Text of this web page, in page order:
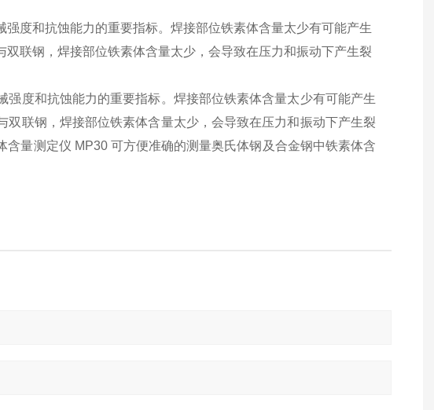
度和抗蚀能力的重要指标。焊接部位铁素体含量太少有可能产生
联钢，焊接部位铁素体含量太少，会导致在压力和振动下产生裂
度和抗蚀能力的重要指标。焊接部位铁素体含量太少有可能产生
联钢，焊接部位铁素体含量太少，会导致在压力和振动下产生裂
含量测定仪 MP30 可方便准确的测量奥氏体钢及合金钢中铁素体含